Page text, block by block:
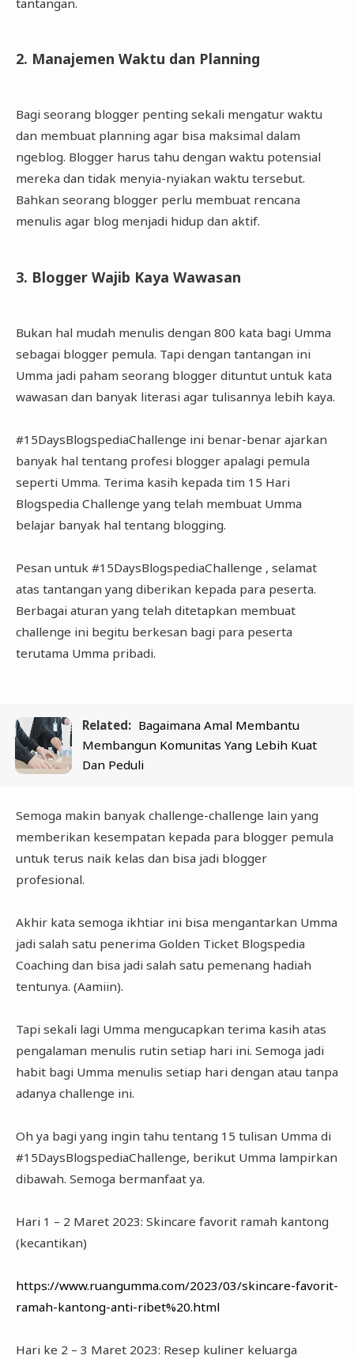
2. Manajemen Waktu dan Planning
Bagi seorang blogger penting sekali mengatur waktu
dan membuat planning agar bisa maksimal dalam
ngeblog. Blogger harus tahu dengan waktu potensial
mereka dan tidak menyia-nyiakan waktu tersebut.
Bahkan seorang blogger perlu membuat rencana
menulis agar blog menjadi hidup dan aktif.
3. Blogger Wajib Kaya Wawasan
Bukan hal mudah menulis dengan 800 kata bagi Umma
sebagai blogger pemula. Tapi dengan tantangan ini
Umma jadi paham seorang blogger dituntut untuk kata
wawasan dan banyak literasi agar tulisannya lebih kaya.
#15DaysBlogspediaChallenge ini benar-benar ajarkan
banyak hal tentang profesi blogger apalagi pemula
seperti Umma. Terima kasih kepada tim 15 Hari
Blogspedia Challenge yang telah membuat Umma
belajar banyak hal tentang blogging.
Pesan untuk #15DaysBlogspediaChallenge , selamat
atas tantangan yang diberikan kepada para peserta.
Berbagai aturan yang telah ditetapkan membuat
challenge ini begitu berkesan bagi para peserta
terutama Umma pribadi.
Related: Bagaimana Amal Membantu
Membangun Komunitas Yang Lebih Kuat
Dan Peduli
Semoga makin banyak challenge-challenge lain yang
memberikan kesempatan kepada para blogger pemula
untuk terus naik kelas dan bisa jadi blogger
profesional.
Akhir kata semoga ikhtiar ini bisa mengantarkan Umma
jadi salah satu penerima Golden Ticket Blogspedia
Coaching dan bisa jadi salah satu pemenang hadiah
tentunya. (Aamiin).
Tapi sekali lagi Umma mengucapkan terima kasih atas
pengalaman menulis rutin setiap hari ini. Semoga jadi
habit bagi Umma menulis setiap hari dengan atau tanpa
adanya challenge ini.
Oh ya bagi yang ingin tahu tentang 15 tulisan Umma di
#15DaysBlogspediaChallenge, berikut Umma lampirkan
dibawah. Semoga bermanfaat ya.
Hari 1 – 2 Maret 2023: Skincare favorit ramah kantong
(kecantikan)
https://www.ruangumma.com/2023/03/skincare-favorit-
ramah-kantong-anti-ribet%20.html
Hari ke 2 – 3 Maret 2023: Resep kuliner keluarga